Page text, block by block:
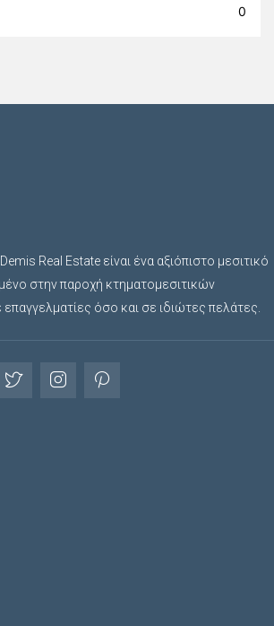
0
Real Estate είναι ένα αξιόπιστο μεσιτικό
στην παροχή κτηματομεσιτικών
όσο και σε ιδιώτες πελάτες.